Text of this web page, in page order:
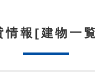
情報[建物一